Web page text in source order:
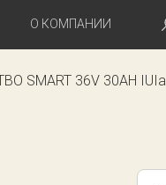
О КОМПАНИИ
SMART 36V 30AH IUIa